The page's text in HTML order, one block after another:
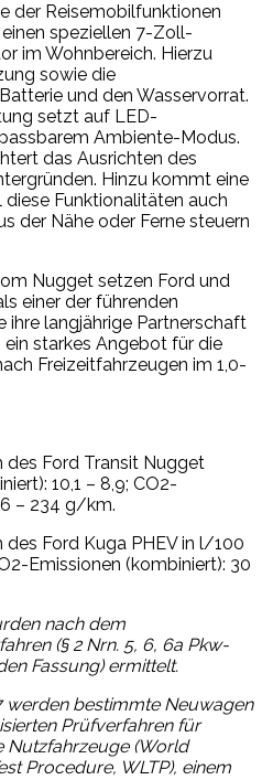
der Reisemobilfunktionen
speziellen 7-Zoll-
im Wohnbereich. Hierzu
sowie die
und den Wasservorrat.
setzt auf LED-
Ambiente-Modus.
das Ausrichten des
Hinzu kommt eine
Funktionalitäten auch
der Nähe oder Ferne steuern
Nugget setzen Ford und
einer der führenden
ihre langjährige Partnerschaft
starkes Angebot für die
Freizeitfahrzeugen im 1,0-
Ford Transit Nugget
10,1 – 8,9; CO2-
– 234 g/km.
Ford Kuga PHEV in l/100
Emissionen (kombiniert): 30
nach dem
(§ 2 Nrn. 5, 6, 6a Pkw-
Fassung) ermittelt.
werden bestimmte Neuwagen
Prüfverfahren für
Nutzfahrzeuge (World
Procedure, WLTP), einem